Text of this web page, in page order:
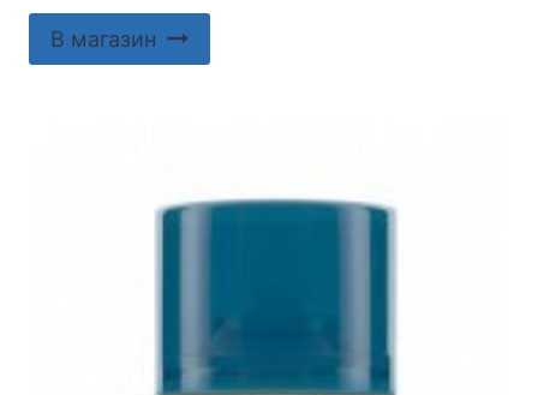
В магазин